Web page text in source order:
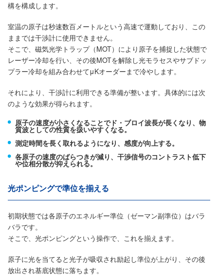
構を構成します。
室温の原子は秒速数百メートルという高速で運動しており、この
ままでは干渉計に使用できません。
そこで、磁気光学トラップ（MOT）により原子を捕捉した状態で
レーザー冷却を行い、その後MOTを解除し光モラセスやサブドッ
プラー冷却を組み合わせてμKオーダーまで冷やします。
それにより、干渉計に利用できる準備が整います。具体的には次
のような効果が得られます。
原子の速度が小さくなることでド・ブロイ波長が長くなり、物
質波としての性質を扱いやすくなる。
測定時間を長く取れるようになり、感度が向上する。
各原子の速度のばらつきが減り、干渉信号のコントラスト低下
や位相分散が抑えられる。
光ポンピングで準位を揃える
初期状態では各原子のエネルギー準位（ゼーマン副準位）はバラ
バラです。
そこで、光ポンピングという操作で、これを揃えます。
原子に光を当てると光子が吸収され励起し準位が上がり、その後
放出され基底状態に落ちます。